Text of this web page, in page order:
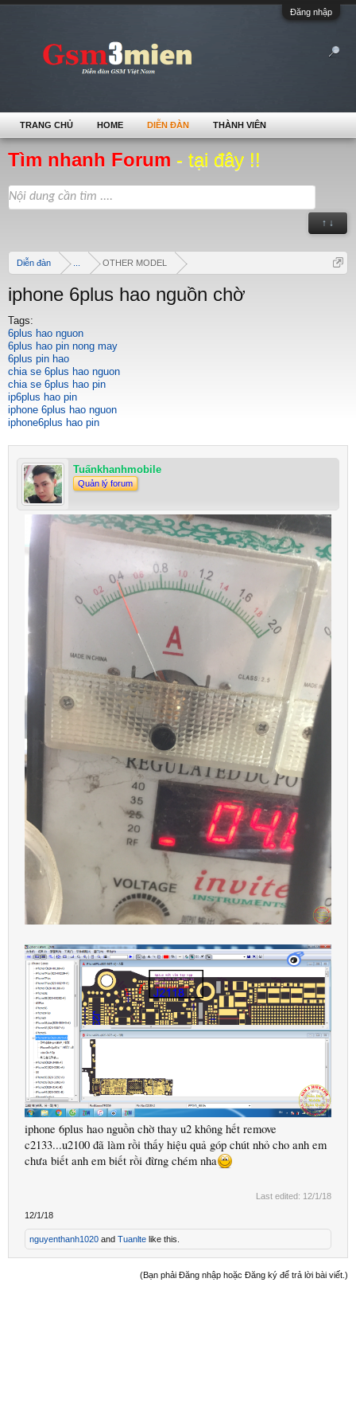
Đăng nhập
Tìm nhanh Forum - tại đây !!
↑ ↓
Diễn đàn OTHER MODEL
iphone 6plus hao nguồn chờ
Tags:
6plus hao nguon
6plus hao pin nong may
6plus pin hao
chia se 6plus hao nguon
chia se 6plus hao pin
ip6plus hao pin
iphone 6plus hao nguon
iphone6plus hao pin
Tuấnkhanhmobile
Quản lý forum
iphone 6plus hao nguồn chờ thay u2 không hết remove
c2133...u2100 đã làm rồi thấy hiệu quả góp chút nhỏ cho anh em
chưa biết anh em biết rồi đừng chém nha
Last edited: 12/1/18
12/1/18
nguyenthanh1020 and Tuanlte like this.
(Bạn phải Đăng nhập hoặc Đăng ký để trả lời bài viết.)
TRANG CHỦ HOME DIỄN ĐÀN THÀNH VIÊN